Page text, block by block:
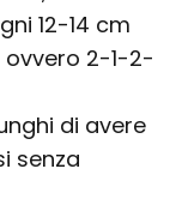
12-14 cm
2-1-2-
di avere
senza